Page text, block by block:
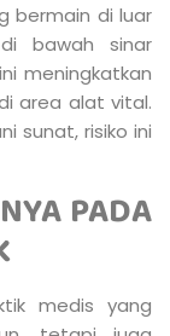
bermain di luar
bawah sinar
meningkatkan
area alat vital.
sunat, risiko ini
PADA
medis yang